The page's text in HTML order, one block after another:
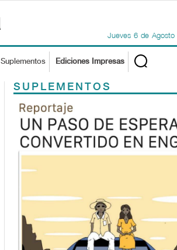
Jueves 6 de Agosto
Suplementos Ediciones Impresas
SUPLEMENTOS